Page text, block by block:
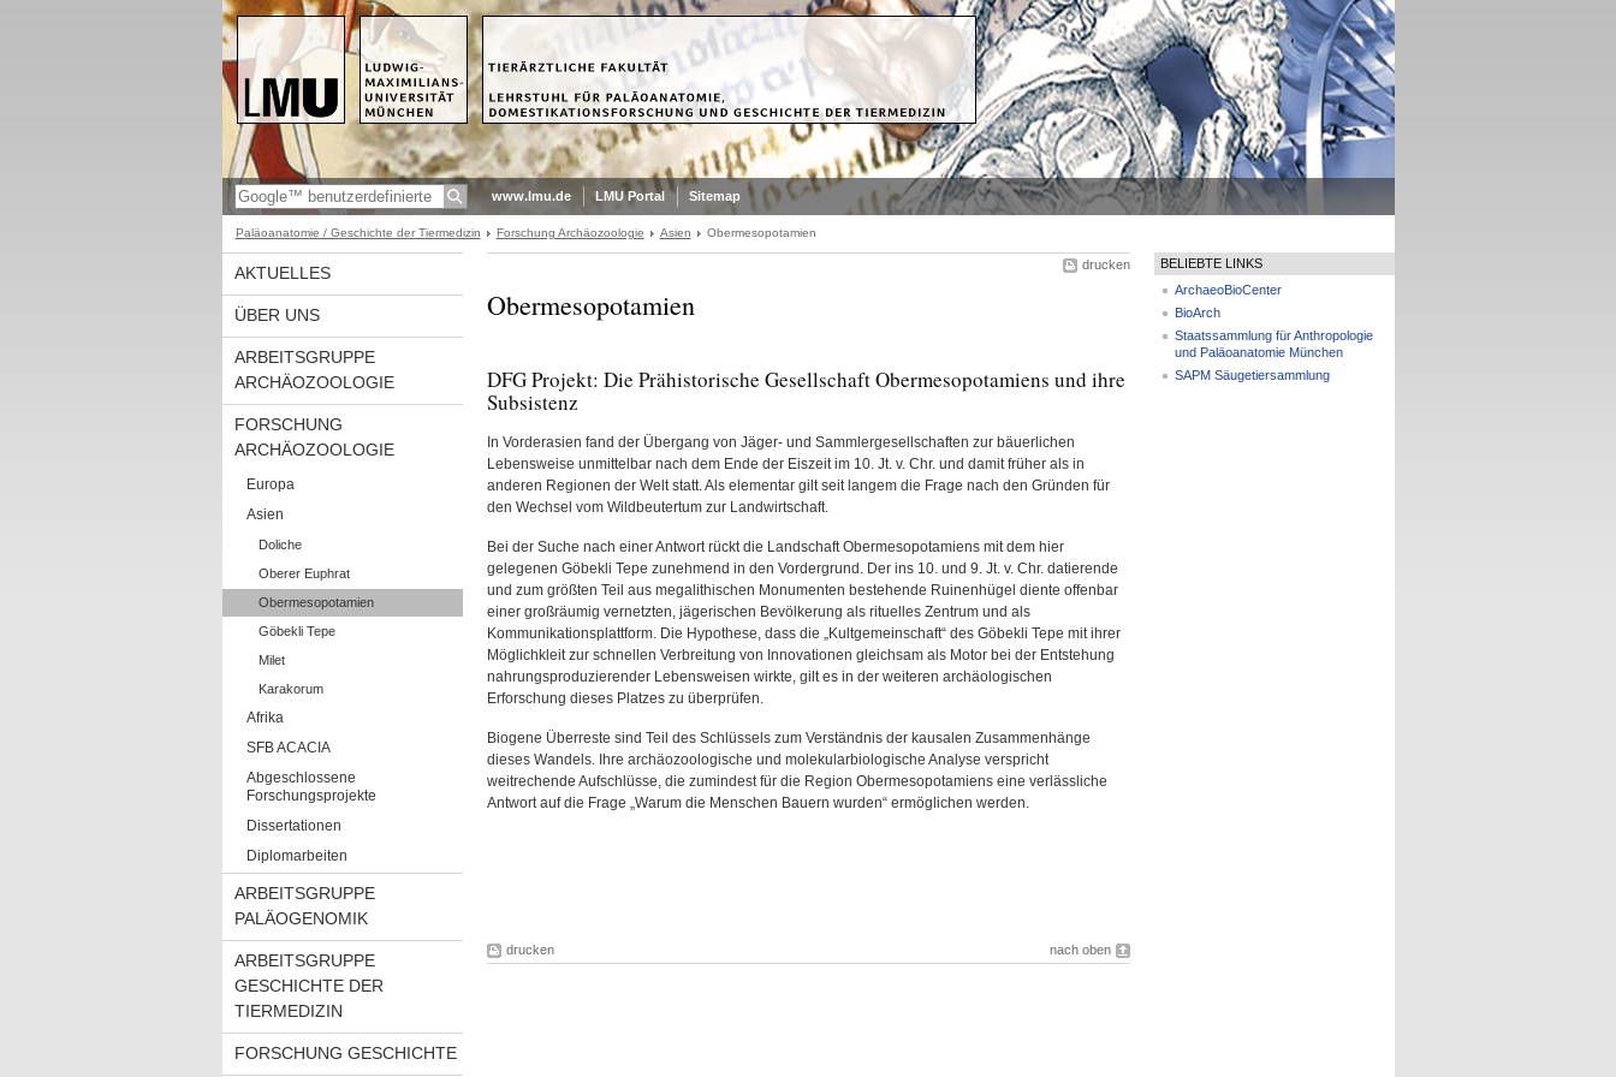
www.lmu.de LMU Portal Sitemap
Paläoanatomie / Geschichte der Tiermedizin Forschung Archäozoologie Asien Obermesopotamien
AKTUELLES
ÜBER UNS
ARBEITSGRUPPE
ARCHÄOZOOLOGIE
FORSCHUNG
ARCHÄOZOOLOGIE
Europa
Asien
Doliche
Oberer Euphrat
Obermesopotamien
Göbekli Tepe
Milet
Karakorum
Afrika
SFB ACACIA
Abgeschlossene
Forschungsprojekte
Dissertationen
Diplomarbeiten
ARBEITSGRUPPE
PALÄOGENOMIK
ARBEITSGRUPPE
GESCHICHTE DER
TIERMEDIZIN
FORSCHUNG GESCHICHTE
drucken
Obermesopotamien
DFG Projekt: Die Prähistorische Gesellschaft Obermesopotamiens und ihre
Subsistenz
In Vorderasien fand der Übergang von Jäger- und Sammlergesellschaften zur bäuerlichen
Lebensweise unmittelbar nach dem Ende der Eiszeit im 10. Jt. v. Chr. und damit früher als in
anderen Regionen der Welt statt. Als elementar gilt seit langem die Frage nach den Gründen für
den Wechsel vom Wildbeutertum zur Landwirtschaft.
Bei der Suche nach einer Antwort rückt die Landschaft Obermesopotamiens mit dem hier
gelegenen Göbekli Tepe zunehmend in den Vordergrund. Der ins 10. und 9. Jt. v. Chr. datierende
und zum größten Teil aus megalithischen Monumenten bestehende Ruinenhügel diente offenbar
einer großräumig vernetzten, jägerischen Bevölkerung als rituelles Zentrum und als
Kommunikationsplattform. Die Hypothese, dass die „Kultgemeinschaft“ des Göbekli Tepe mit ihrer
Möglichkleit zur schnellen Verbreitung von Innovationen gleichsam als Motor bei der Entstehung
nahrungsproduzierender Lebensweisen wirkte, gilt es in der weiteren archäologischen
Erforschung dieses Platzes zu überprüfen.
Biogene Überreste sind Teil des Schlüssels zum Verständnis der kausalen Zusammenhänge
dieses Wandels. Ihre archäozoologische und molekularbiologische Analyse verspricht
weitrechende Aufschlüsse, die zumindest für die Region Obermesopotamiens eine verlässliche
Antwort auf die Frage „Warum die Menschen Bauern wurden“ ermöglichen werden.
drucken nach oben
BELIEBTE LINKS
ArchaeoBioCenter
BioArch
Staatssammlung für Anthropologie
und Paläoanatomie München
SAPM Säugetiersammlung